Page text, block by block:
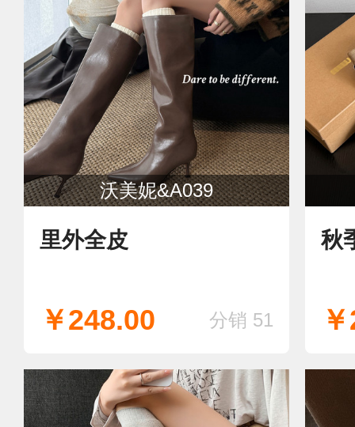
沃美妮&A039
里外全皮
￥248.00 分销 51
秋